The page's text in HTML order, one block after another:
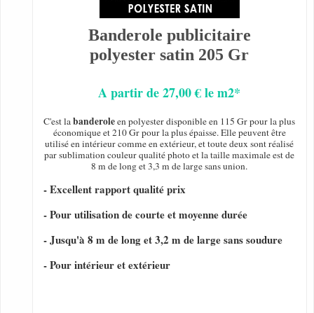
Banderole publicitaire
polyester satin 205 Gr
A partir de 27,00 € le m2*
C'est labanderoleen polyester disponible en 115 Gr pour la plus
économique et 210 Gr pour la plus épaisse. Elle peuvent être
utilisé en intérieur comme en extérieur, et toute deux sont réalisé
par sublimation couleur qualité photo et la taille maximale est de
8 m de long et 3,3 m de large sans union.
- Excellent rapport qualité prix
- Pour utilisation de courte et moyenne durée
- Jusqu'à 8 m de long et 3,2 m de large sans soudure
- Pour intérieur et extérieur